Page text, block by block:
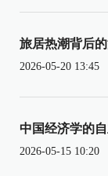
旅居热潮背后
2026-05-20 13:45
中国经济学的
2026-05-15 10:20